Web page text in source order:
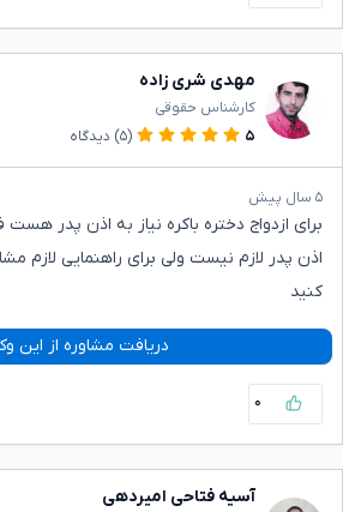
مهدی شری زاده
کارشناس حقوقی
۵
(۵) دیدگاه
۵ سال پیش
برای ازدواج دختره باکره نیاز به اذن پدر
اذن پدر لازم نیست ولی برای راهنمایی لازم
کنید
دریافت مشاوره از این
۰
آسیه فتاحی امیردهی